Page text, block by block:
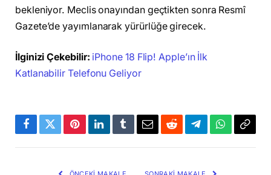
bekleniyor. Meclis onayından geçtikten sonra Resmî
Gazete’de yayımlanarak yürürlüğe girecek.
İlginizi Çekebilir: iPhone 18 Flip! Apple’ın İlk
Katlanabilir Telefonu Geliyor
Facebook
TwitterPinterestLinkedInTumblrEmailRedditTelegramWhatsApp